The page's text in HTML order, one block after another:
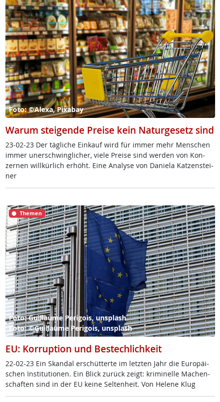
Foto: ©Alexa, Pixabay
Warum steigende Preise kein Naturgesetz sind
23-02-23 Der täg­li­che Ein­kauf wird für im­mer mehr Men­schen
im­mer un­er­schwing­li­cher, vie­le Prei­se sind wer­den von Kon­
zer­nen will­kür­lich er­höht. Ei­ne Ana­ly­se von Da­nie­la Kat­zen­stei­
ner
Themen
Foto: Guillaume Perigois, unsplash
Foto: ©Guillaume Perigois, unsplash
EU: Korruption und Bestechlichkeit
22-02-23 Ein Skan­dal er­schüt­ter­te im letz­ten Jahr die Eu­ro­päi­
schen In­sti­tu­tio­nen. Ein Blick zu­rück zeigt: kri­mi­nel­le Ma­chen­
schaf­ten sind in der EU kei­ne Sel­ten­heit. Von He­le­ne Klug